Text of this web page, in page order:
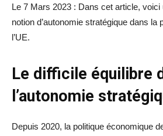
Le 7 Mars 2023 : Dans cet article,
notion d’autonomie stratégique dans la
l’UE.
Le difficile équilibre
l’autonomie
Depuis 2020, la politique économique